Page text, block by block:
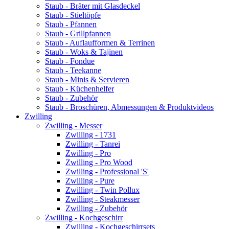
Staub - Bräter mit Glasdeckel
Staub - Stieltöpfe
Staub - Pfannen
Staub - Grillpfannen
Staub - Auflaufformen & Terrinen
Staub - Woks & Tajinen
Staub - Fondue
Staub - Teekanne
Staub - Minis & Servieren
Staub - Küchenhelfer
Staub - Zubehör
Staub - Broschüren, Abmessungen & Produktvideos
Zwilling
Zwilling - Messer
Zwilling - 1731
Zwilling - Tanrei
Zwilling - Pro
Zwilling - Pro Wood
Zwilling - Professional 'S'
Zwilling - Pure
Zwilling - Twin Pollux
Zwilling - Steakmesser
Zwilling - Zubehör
Zwilling - Kochgeschirr
Zwilling - Kochgeschirrsets